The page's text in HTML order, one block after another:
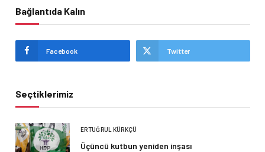
Bağlantıda Kalın
Facebook Twitter
Seçtiklerimiz
ERTUĞRUL KÜRKÇÜ
Üçüncü kutbun yeniden inşası